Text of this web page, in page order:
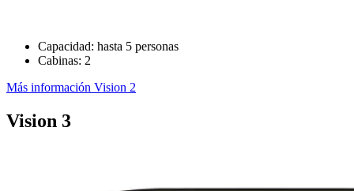
Capacidad: hasta 5 personas
Cabinas: 2
Más información Vision 2
Vision 3